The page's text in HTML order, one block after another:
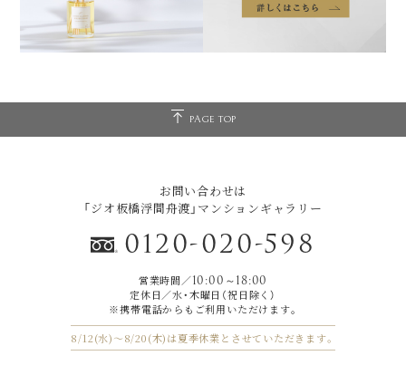
PAGE TOP
お問い合わせは
「ジオ板橋浮間舟渡」マンションギャラリー
0120-020-598
営業時間／10:00～18:00
定休日／水・木曜日（祝日除く）
※携帯電話からもご利用いただけます｡
8/12(水)～8/20(木)は夏季休業とさせていただきます。